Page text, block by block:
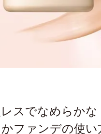
レスでなめらか
ファンデの使